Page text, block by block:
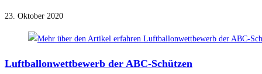
23. Oktober 2020
Luftballonwettbewerb der ABC-Schützen